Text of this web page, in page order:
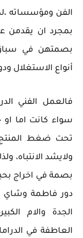
الفن ومؤسساته
بمجرد ان يقدمن
بصمتهن في سباق
أنواع الاستغلال
فالعمل الفني
سواء كانت اما او
تحت ضغط المنتج
ولايشد الانتباه،
بصمة في اخراج
دور فاطمة وشاي
الجدة والام
العاطفة في